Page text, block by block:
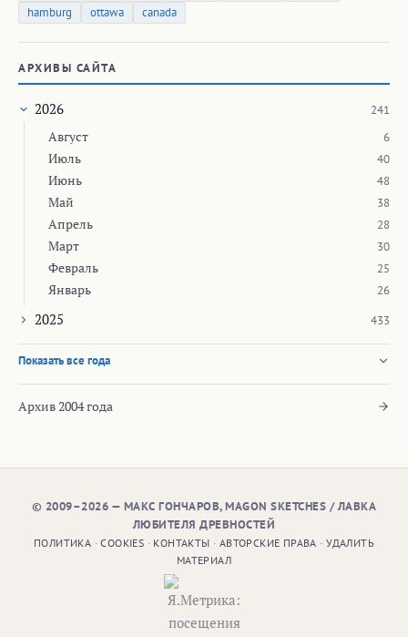
hamburg
ottawa canada
АРХИВЫ САЙТА
2026 241
Август 6
Июль 40
Июнь 48
Май 38
Апрель 28
Март 30
Февраль 25
Январь 26
2025 433
Показать все года
Архив 2004 года
© 2009–2026 — МАКС ГОНЧАРОВ, MAGON SKETCHES / ЛАВКА
ЛЮБИТЕЛЯ ДРЕВНОСТЕЙ
ПОЛИТИКА ·COOKIES · КОНТАКТЫ · АВТОРСКИЕ ПРАВА ·УДАЛИТЬ
МАТЕРИАЛ